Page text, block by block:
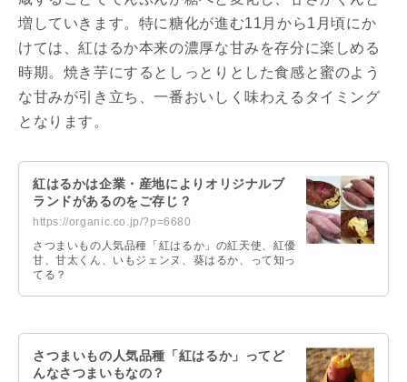
増していきます。特に糖化が進む11月から1月頃にか
けては、紅はるか本来の濃厚な甘みを存分に楽しめる
時期。焼き芋にするとしっとりとした食感と蜜のよう
な甘みが引き立ち、一番おいしく味わえるタイミング
となります。
紅はるかは企業・産地によりオリジナルブ
ランドがあるのをご存じ？
https://organic.co.jp/?p=6680
さつまいもの人気品種「紅はるか」の紅天使、紅優
甘、甘太くん、いもジェンヌ、葵はるか、って知っ
てる？
さつまいもの人気品種「紅はるか」ってど
んなさつまいもなの？